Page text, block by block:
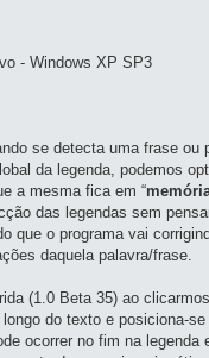
- Windows XP SP3
se detecta uma frase ou
da legenda, podemos
a mesma fica em “
das legendas sem
que o programa vai
daquela palavra/frase.
(1.0 Beta 35) ao
do texto e posiciona-
ocorrer no fim na legenda